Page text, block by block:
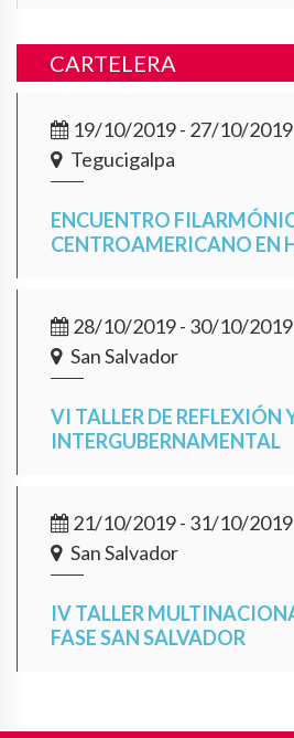
CARTELERA
19/10/2019 - 27/10/2019
Tegucigalpa
ENCUENTRO
CENTROAMERICANO EN
28/10/2019 - 30/10/2019
San Salvador
VI TALLER DE REFLEXIÓN
INTERGUBERNAMENTAL
21/10/2019 - 31/10/2019
San Salvador
IV TALLER
FASE SAN SALVADOR